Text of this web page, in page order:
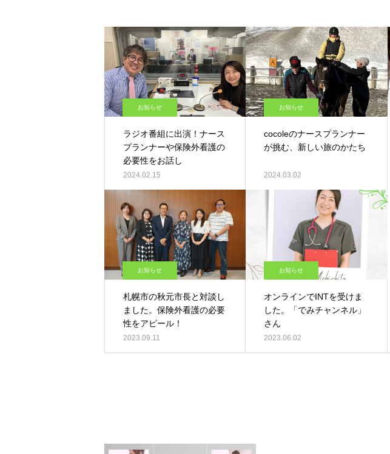
お知らせ
ラジオ番組に出演！ナース
プランナーや保険外看護の
必要性をお話し
2024.02.15
お知らせ
cocoleのナースプランナー
が挑む、新しい旅のかたち
2024.03.02
お知らせ
札幌市の秋元市長と対談し
ました。保険外看護の必要
性をアピール！
2023.09.11
お知らせ
オンラインでINTを受けま
した。「でみチャンネル」
さん
2023.06.02